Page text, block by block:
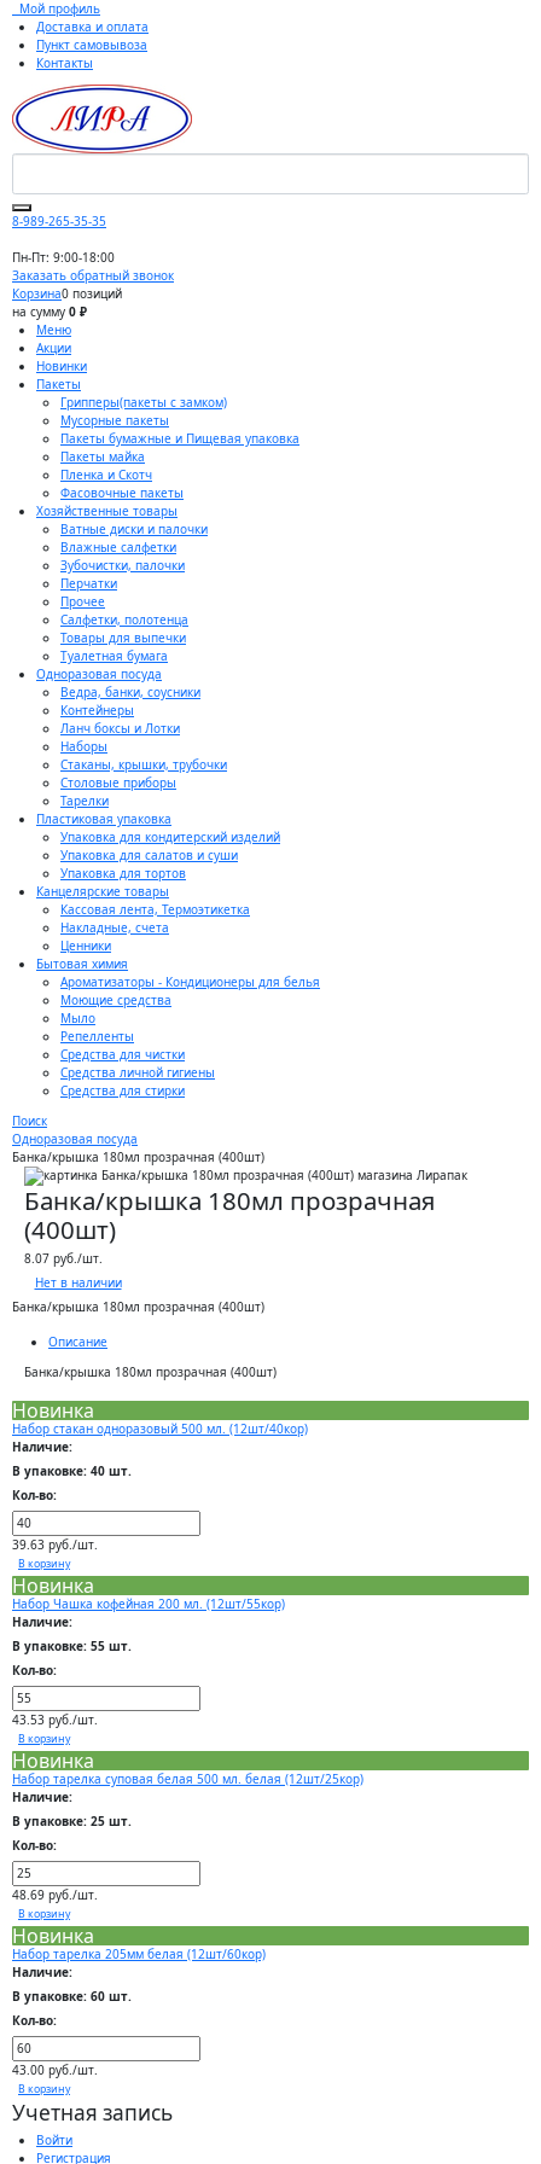
Мой профиль
Доставка и оплата
Пункт самовывоза
Контакты
8-989-265-35-35
Пн-Пт: 9:00-18:00
Заказать обратный звонок
Корзина0 позиций
на сумму 0 ₽
Меню
Акции
Новинки
Пакеты
Грипперы(пакеты с замком)
Мусорные пакеты
Пакеты бумажные и Пищевая упаковка
Пакеты майка
Пленка и Скотч
Фасовочные пакеты
Хозяйственные товары
Ватные диски и палочки
Влажные салфетки
Зубочистки, палочки
Перчатки
Прочее
Салфетки, полотенца
Товары для выпечки
Туалетная бумага
Одноразовая посуда
Ведра, банки, соусники
Контейнеры
Ланч боксы и Лотки
Наборы
Стаканы, крышки, трубочки
Столовые приборы
Тарелки
Пластиковая упаковка
Упаковка для кондитерский изделий
Упаковка для салатов и суши
Упаковка для тортов
Канцелярские товары
Кассовая лента, Термоэтикетка
Накладные, счета
Ценники
Бытовая химия
Ароматизаторы - Кондиционеры для белья
Моющие средства
Мыло
Репелленты
Средства для чистки
Средства личной гигиены
Средства для стирки
Поиск
Одноразовая посуда
Банка/крышка 180мл прозрачная (400шт)
Банка/крышка 180мл прозрачная
(400шт)
8.07 руб./шт.
Нет в наличии
Банка/крышка 180мл прозрачная (400шт)
Описание
Банка/крышка 180мл прозрачная (400шт)
Новинка
Набор стакан одноразовый 500 мл. (12шт/40кор)
Наличие:
В упаковке: 40 шт.
Кол-во:
39.63 руб./шт.
В корзину
Новинка
Набор Чашка кофейная 200 мл. (12шт/55кор)
Наличие:
В упаковке: 55 шт.
Кол-во:
43.53 руб./шт.
В корзину
Новинка
Набор тарелка суповая белая 500 мл. белая (12шт/25кор)
Наличие:
В упаковке: 25 шт.
Кол-во:
48.69 руб./шт.
В корзину
Новинка
Набор тарелка 205мм белая (12шт/60кор)
Наличие:
В упаковке: 60 шт.
Кол-во:
43.00 руб./шт.
В корзину
Учетная запись
Войти
Регистрация